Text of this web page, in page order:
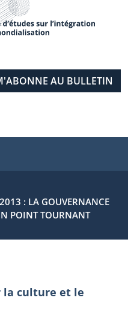
: LA GOUVERNANCE
POINT TOURNANT
culture et le